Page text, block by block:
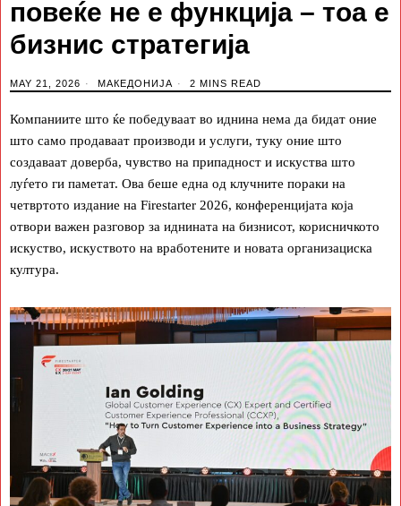
повеќе не е функција – тоа е
бизнис стратегија
MAY 21, 2026 МАКЕДОНИЈА 2 MINS READ
Компаниите што ќе победуваат во иднина нема да бидат оние
што само продаваат производи и услуги, туку оние што
создаваат доверба, чувство на припадност и искуства што
луѓето ги паметат. Ова беше една од клучните пораки на
четвртото издание на Firestarter 2026, конференцијата која
отвори важен разговор за иднината на бизнисот, корисничкото
искуство, искуството на вработените и новата организациска
култура.